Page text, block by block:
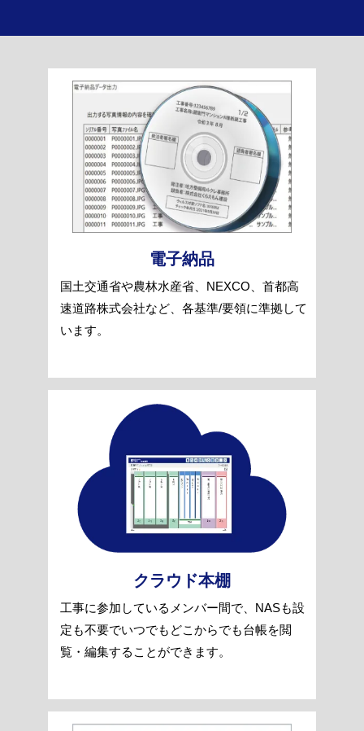
電子納品
国土交通省や農林水産省、NEXCO、首都高
速道路株式会社など、各基準/要領に準拠して
います。
クラウド本棚
工事に参加しているメンバー間で、NASも設
定も不要でいつでもどこからでも台帳を閲
覧・編集することができます。